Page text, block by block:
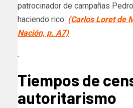
patrocinador de campañas
haciendo rico. (Carlos Loret de
Nación, p. A7)
.
Tiempos de
autoritarismo